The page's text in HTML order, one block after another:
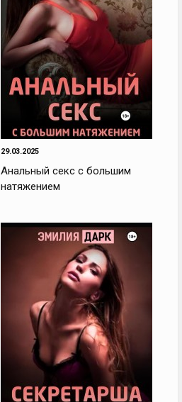
29.03.2025
Анальный секс с большим
натяжением